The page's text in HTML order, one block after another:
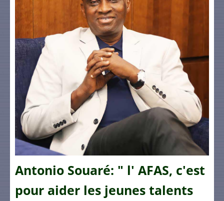
Antonio Souaré: " l' AFAS, c'est
pour aider les jeunes talents